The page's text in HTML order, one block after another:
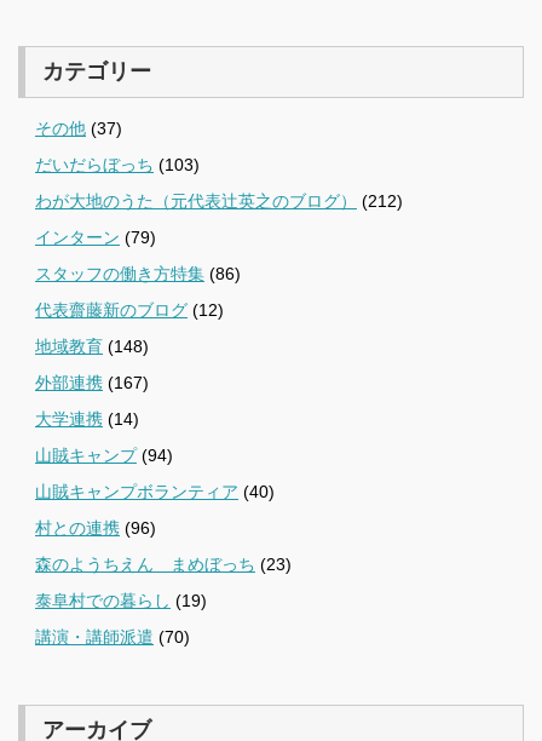
カテゴリー
その他 (37)
だいだらぼっち (103)
わが大地のうた（元代表辻英之のブログ）
(212)
インターン (79)
スタッフの働き方特集 (86)
代表齋藤新のブログ (12)
地域教育 (148)
外部連携 (167)
大学連携 (14)
山賊キャンプ(94)
山賊キャンプボランティア (40)
村との連携 (96)
森のようちえん まめぼっち (23)
泰阜村での暮らし (19)
講演・講師派遣 (70)
アーカイブ